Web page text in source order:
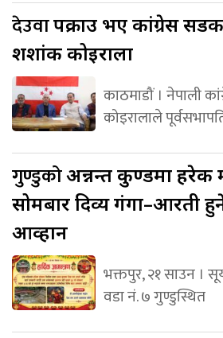
देउवापक्राउ भए कांग्रेस
शशांक कोइराला
काठमाडौं । नेपाली
कोइरालाले
गुण्डुकोअन्नन्त कुण्डमा हरेक
सोमबार दिव्य गंगा–आरती
आव्हान
भक्तपुर, २१ साउन ।
वडा नं. ७ गुण्डुस्थित